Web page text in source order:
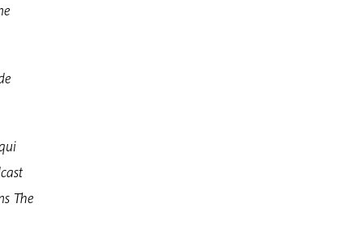
The